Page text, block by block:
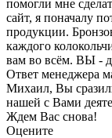
помогли мне
сайт, я поначалу
продукции.
каждого
вам во всём. ВЫ -
Ответ менеджера
Михаил, Вы
нашей с Вами
Ждем Вас снова!
Оцените